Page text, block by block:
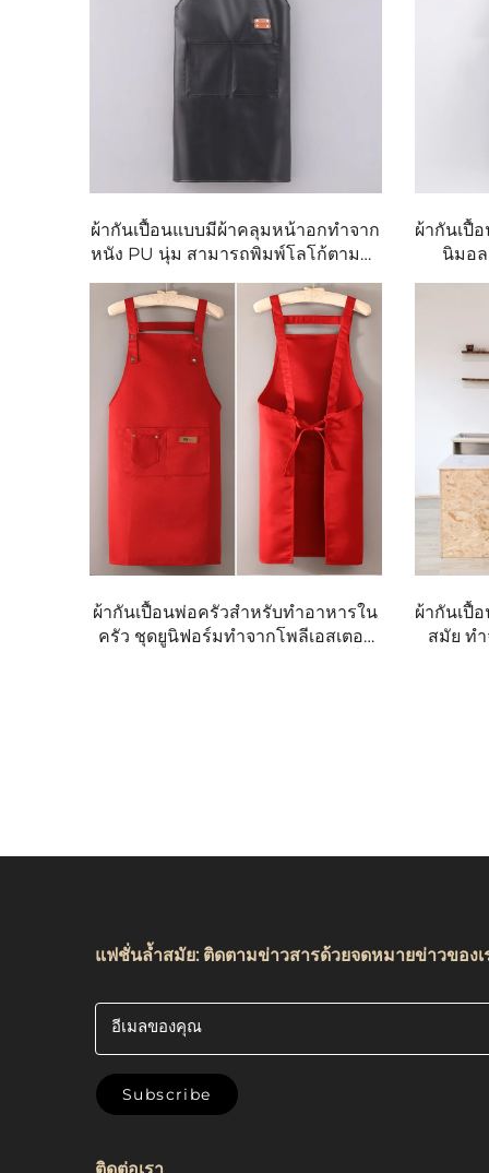
ผ้ากันเปื้อนแบบมีผ้าคลุมหน้าอกทำจาก
หนัง PU นุ่ม สามารถพิมพ์โลโก้ตามสั่ง
ได้ ผ่านกระบวนการซับลิเมชัน ล้าง
ทำความสะอาดได้ ใช้ในร้านทำเล็บ
ร้านตัดผม ร้านดอกไม้ และร้านบาร์เท
นเดอร์ รวมถึงงานทำความสะอาดและ
บาร์บีคิว
ผ้ากันเปื้
นิมอ
รวดเร็
ผ้ากันเปื้อนพ่อครัวสำหรับทำอาหารใน
ครัว ชุดยูนิฟอร์มทำจากโพลีเอสเตอร์
ผ้ากันเปื้
สมัย ทำ
แฟชั่นล้ำสมัย: ติดตามข่าวสารด้วยจดหมายข่าวของเ
อีเมลของคุณ
Subscribe
ติดต่อเรา